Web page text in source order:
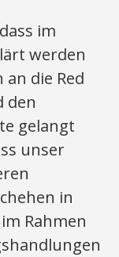
im
werden
die Red
den
gelangt
unser
in
Rahmen